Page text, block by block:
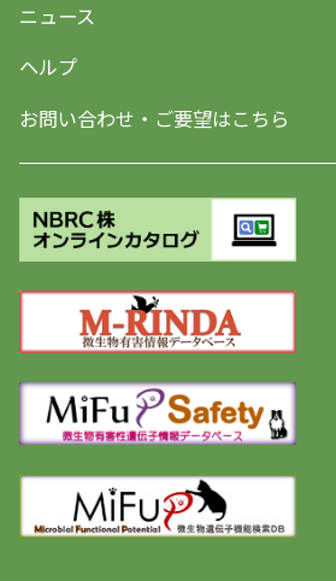
ニュース
ヘルプ
お問い合わせ・ご要望はこちら